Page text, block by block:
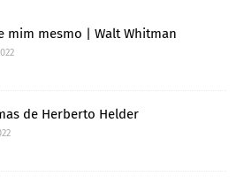
mim mesmo | Walt Whitman
de Herberto Helder